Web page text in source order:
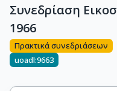
Συνεδρίαση
1966
Πρακτικά συνεδριάσεων
uoadl:9663